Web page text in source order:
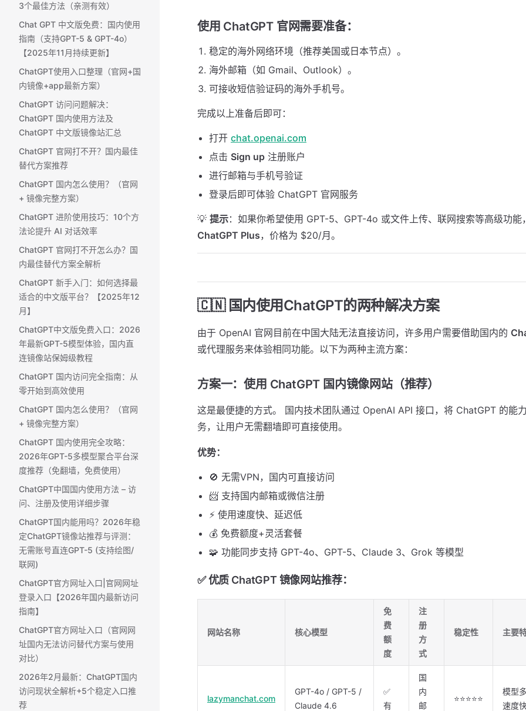
3个最佳方法（亲测有效）
Chat GPT 中文版免费：国内使用
指南（支持GPT-5 & GPT-4o）
【2025年11月持续更新】
ChatGPT使用入口整理（官网+国
内镜像+app最新方案）
ChatGPT 访问问题解决：
ChatGPT 国内使用方法及
ChatGPT 中文版镜像站汇总
ChatGPT 官网打不开？国内最佳
替代方案推荐
ChatGPT 国内怎么使用？（官网
+ 镜像完整方案） ​
ChatGPT 进阶使用技巧：10个方
法论提升 AI 对话效率
ChatGPT 官网打不开怎么办？国
内最佳替代方案全解析
ChatGPT 新手入门：如何选择最
适合的中文版平台？【2025年12
月】
ChatGPT中文版免费入口：2026
年最新GPT-5模型体验，国内直
连镜像站保姆级教程
ChatGPT 国内访问完全指南：从
零开始到高效使用
ChatGPT 国内怎么使用？（官网
+ 镜像完整方案） ​
ChatGPT 国内使用完全攻略：
2026年GPT-5多模型聚合平台深
度推荐（免翻墙，免费使用）
ChatGPT中国国内使用方法 – 访
问、注册及使用详细步骤
ChatGPT国内能用吗？2026年稳
定ChatGPT镜像站推荐与评测：
无需账号直连GPT-5 (支持绘图/
联网)
ChatGPT官方网址入口|官网网址
登录入口【2026年国内最新访问
指南】
ChatGPT官方网址入口（官网网
址国内无法访问替代方案与使用
对比）
2026年2月最新：ChatGPT国内
访问现状全解析+5个稳定入口推
荐
使用 ChatGPT 官网需要准备：
稳定的海外网络环境（推荐美国或日本节点）。
海外邮箱（如 Gmail、Outlook）。
可接收短信验证码的海外手机号。
完成以上准备后即可：
打开 chat.openai.com
点击 Sign up 注册账户
进行邮箱与手机号验证
登录后即可体验 ChatGPT 官网服务
💡 提示：如果你希望使用 GPT-5、GPT-4o 或文件上传、联网搜索等高级功能
ChatGPT Plus，价格为 $20/月。
🇨🇳 国内使用ChatGPT的两种解决方案
由于 OpenAI 官网目前在中国大陆无法直接访问，许多用户需要借助国内的
或代理服务来体验相同功能。以下为两种主流方案：
方案一：使用 ChatGPT 国内镜像网站（推荐）
这是最便捷的方式。 国内技术团队通过 OpenAI API 接口，将 ChatGPT 的能
务，让用户无需翻墙即可直接使用。
优势：
🚫 无需VPN，国内可直接访问
📨 支持国内邮箱或微信注册
⚡ 使用速度快、延迟低
💰 免费额度+灵活套餐
🧩 功能同步支持 GPT-4o、GPT-5、Claude 3、Grok 等模型
✅ 优质 ChatGPT 镜像网站推荐：
网站名称 核心模型
免
费
额
度
注
册
方
式
稳定性 主要
lazymanchat.com
GPT-4o / GPT-5 /
Claude 4.6
✅
有
国
内
邮
⭐⭐⭐⭐⭐
模型
速度